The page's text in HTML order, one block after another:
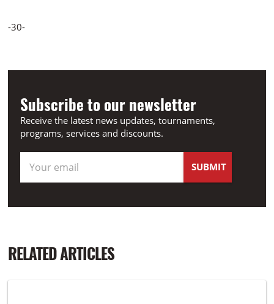
-30-
Subscribe to our newsletter
Receive the latest news updates, tournaments,
programs, services and discounts.
RELATED ARTICLES